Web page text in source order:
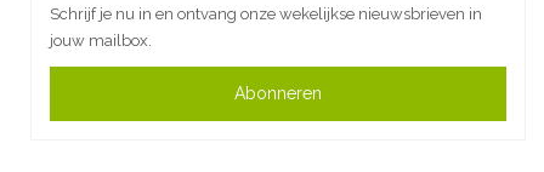
Schrijf je nu in en ontvang onze wekelijkse nieuwsbrieven in
jouw mailbox.
Abonneren